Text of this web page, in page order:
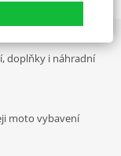
se ve městě
v objektu, který se
součástek. Již 40
po celém světě. V
například: plexi,
doplňky i náhradní
moto vybavení